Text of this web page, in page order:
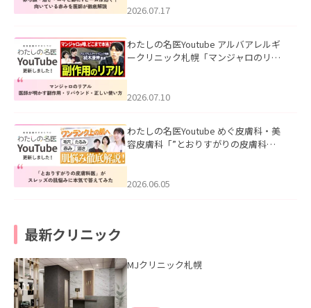
した。
2026.07.17
わたしの名医Youtube アルバアレルギ
ークリニック札幌「マンジャロのリア
た。
2026.07.10
わたしの名医Youtube めぐ皮膚科・美
容皮膚科「”とおりすがりの皮膚科
2026.06.05
最新クリニック
MJクリニック札幌